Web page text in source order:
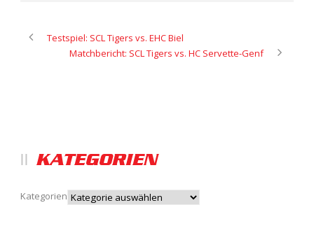
Testspiel: SCL Tigers vs. EHC Biel
Matchbericht: SCL Tigers vs. HC Servette-Genf
KATEGORIEN
Kategorien